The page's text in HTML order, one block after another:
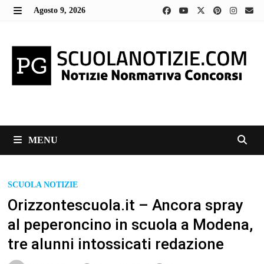
Skip
Agosto 9, 2026
MENU
SCUOLA NOTIZIE
Orizzontescuola.it – Ancora spray
al peperoncino in scuola a Modena,
tre alunni intossicati redazione